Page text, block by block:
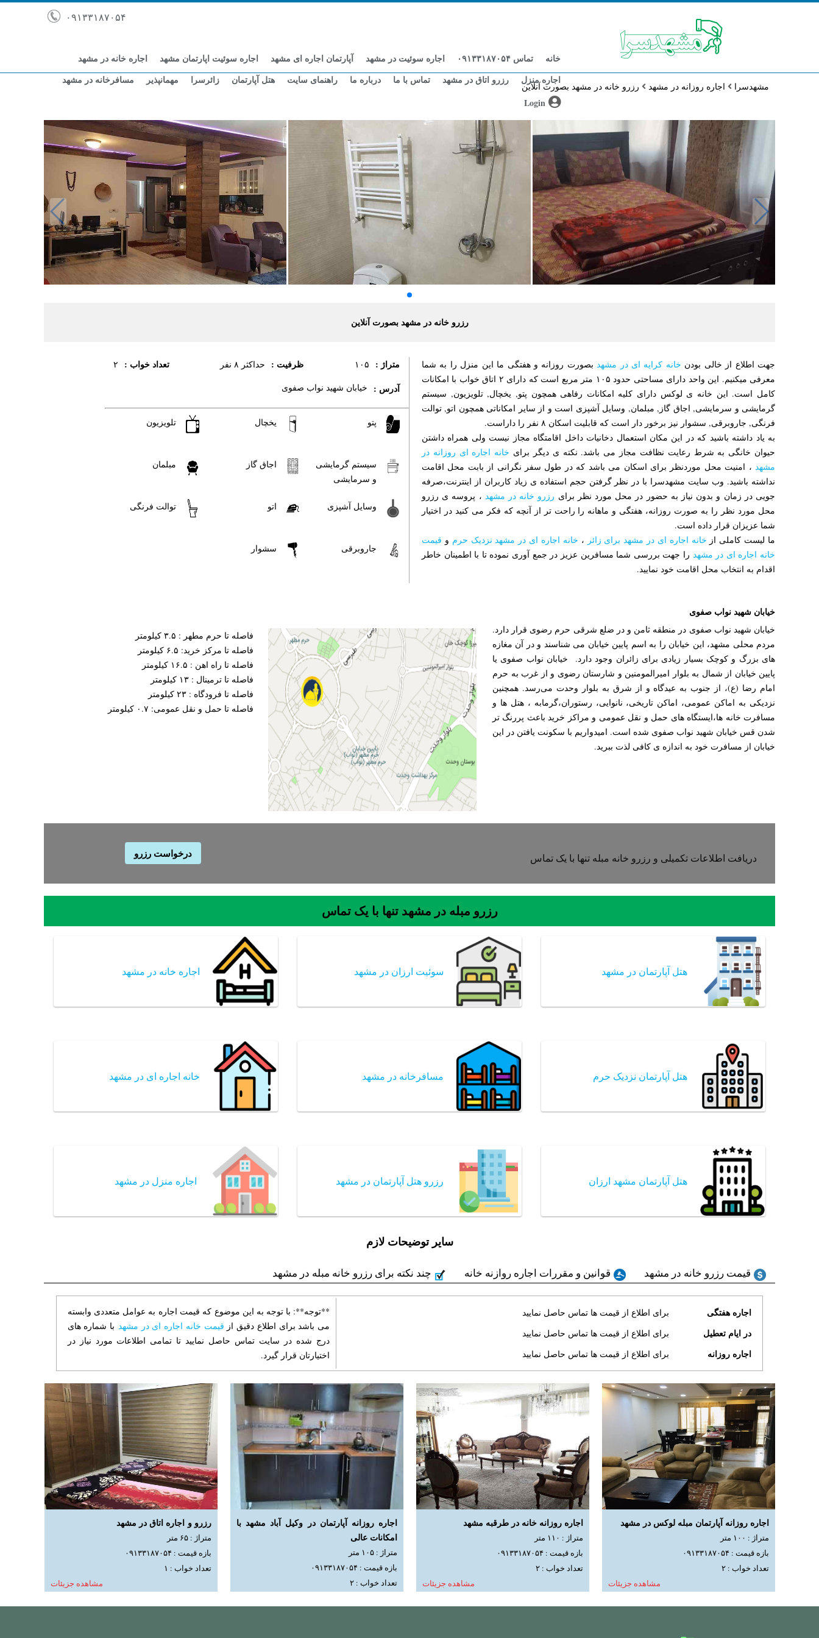
۰۹۱۳۳۱۸۷۰۵۴
خانه تماس ۰۹۱۳۳۱۸۷۰۵۴ اجاره سوئیت در مشهد آپارتمان اجاره ای مشهد اجاره سوئیت اپارتمان مشهد
اجاره خانه در مشهد
اجاره منزل
رزرو اتاق در مشهد تماس با ما درباره ما راهنمای سایت هتل آپارتمان زائرسرا مهمانپذیر
مسافرخانه در مشهد
Login
مشهدسرا اجاره روزانه در مشهد رزرو خانه در مشهد بصورت آنلاین
رزرو خانه در مشهد بصورت آنلاین
جهت اطلاع از خالی بودن خانه کرایه ای در مشهدبصورت روزانه و هفتگی ما این منزل را به شما
معرفی میکنیم. این واحد دارای مساحتی حدود ۱۰۵ متر مربع است که دارای ۲ اتاق خواب با امکانات
کامل است. این خانه ی لوکس دارای کلیه امکانات رفاهی همچون پتو, یخچال, تلویزیون, سیستم
گرمایشی و سرمایشی, اجاق گاز, مبلمان, وسایل آشپزی است و از سایر امکاناتی همچون اتو, توالت
فرنگی, جاروبرقی, سشوار نیز برخور دار است که قابلیت اسکان ۸ نفر را داراست.
به یاد داشته باشید که در این مکان استعمال دخانیات داخل اقامتگاه مجاز نیست ولی همراه داشتن
حیوان خانگی به شرط رعایت نظافت مجاز می باشد. نکته ی دیگر برای خانه اجاره ای روزانه در
مشهد ، امنیت محل موردنظر برای اسکان می باشد که در طول سفر نگرانی از بابت محل اقامت
نداشته باشید. وب سایت مشهدسرا با در نظر گرفتن حجم استفاده ی زیاد کاربران از اینترنت،صرفه
جویی در زمان و بدون نیاز به حضور در محل مورد نظر برای رزرو خانه در مشهد ، پروسه ی رزرو
محل مورد نظر را به صورت روزانه، هفتگی و ماهانه را راحت تر از آنچه که فکر می کنید در اختیار
شما عزیزان قرار داده است.
ما لیست کاملی از خانه اجاره ای در مشهد برای زائر ، خانه اجاره ای در مشهد نزدیک حرم و قیمت
خانه اجاره ای در مشهد را جهت بررسی شما مسافرین عزیز در جمع آوری نموده تا با اطمینان خاطر
اقدام به انتخاب محل اقامت خود نمایید.
متراژ : ۱۰۵ ظرفیت : حداکثر ۸ نفر تعداد خواب : ۲
آدرس : خیابان شهید نواب صفوی
پتو یخچال تلویزیون
سیستم گرمایشی
و سرمایشی
اجاق گاز مبلمان
وسایل آشپزی اتو توالت فرنگی
جاروبرقی سشوار
خیابان شهید نواب صفوی
خیابان شهید نواب صفوی در منطقه ثامن و در ضلع شرقی حرم رضوی قرار دارد.
مردم محلی مشهد، این خیابان را به اسم پایین خیابان می شناسند و در آن مغازه
های بزرگ و کوچک بسیار زیادی برای زائران وجود دارد. خیابان نواب صفوی یا
پایین خیابان از شمال به بلوار امیرالمومنین و شارستان رضوی و از غرب به حرم
امام رضا (ع)، از جنوب به عیدگاه و از شرق به بلوار وحدت می‌رسد. همچنین
نزدیکی به اماکن عمومی، اماکن تاریخی، نانوایی، رستوران،گرمابه ، هتل ها و
مسافرت خانه ها،ایستگاه های حمل و نقل عمومی و مراکز خرید باعث پررنگ تر
شدن قس خیابان شهید نواب صفوی شده است. امیدواریم با سکونت یافتن در این
خیابان از مسافرت خود به اندازه ی کافی لذت ببرید.
فاصله تا حرم مطهر : ۳.۵ کیلومتر
فاصله تا مرکز خرید: ۶.۵ کیلومتر
فاصله تا راه اهن : ۱۶.۵ کیلومتر
فاصله تا ترمینال : ۱۳ کیلومتر
فاصله تا فرودگاه : ۲۳ کیلومتر
فاصله تا حمل و نقل عمومی: ۰.۷ کیلومتر
دریافت اطلاعات تکمیلی و رزرو خانه مبله تنها با یک تماس درخواست رزرو
رزرو مبله در مشهد تنها با یک تماس
هتل آپارتمان در مشهد سوئیت ارزان در مشهد اجاره خانه در مشهد
هتل آپارتمان نزدیک حرم مسافرخانه در مشهد خانه اجاره ای در مشهد
هتل آپارتمان مشهد ارزان رزرو هتل آپارتمان در مشهد اجاره منزل در مشهد
سایر توضیحات لازم
قیمت رزرو خانه در مشهد قوانین و مقررات اجاره روازنه خانه چند نکته برای رزرو خانه مبله در مشهد
اجاره هفتگی برای اطلاع از قیمت ها تماس حاصل نمایید
در ایام تعطیل برای اطلاع از قیمت ها تماس حاصل نمایید
اجاره روزانه برای اطلاع از قیمت ها تماس حاصل نمایید
**توجه**: با توجه به این موضوع که قیمت اجاره به عوامل متعددی وابسته
می باشد برای اطلاع دقیق از قیمت خانه اجاره ای در مشهد با شماره های
درج شده در سایت تماس حاصل نمایید تا تمامی اطلاعات مورد نیاز در
اختیارتان قرار گیرد.
اجاره روزانه آپارتمان مبله لوکس در مشهد
متراژ : ۱۰۰ متر
بازه قیمت : ۰۹۱۳۳۱۸۷۰۵۴
تعداد خواب : ۲
مشاهده جزیئات
اجاره روزانه خانه در طرقبه مشهد
متراژ : ۱۱۰ متر
بازه قیمت : ۰۹۱۳۳۱۸۷۰۵۴
تعداد خواب : ۲
مشاهده جزیئات
اجاره روزانه آپارتمان در وکیل آباد مشهد با
امکانات عالی
متراژ : ۱۰۵ متر
بازه قیمت : ۰۹۱۳۳۱۸۷۰۵۴
تعداد خواب : ۲
رزرو و اجاره اتاق در مشهد
متراژ : ۶۵ متر
بازه قیمت : ۰۹۱۳۳۱۸۷۰۵۴
تعداد خواب : ۱
مشاهده جزیئات